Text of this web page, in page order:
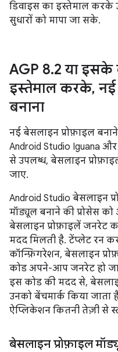
डिवाइस का इस्तेमाल करके
सुधारों को मापा जा सके.
AGP 8.2 या इसके
इस्तेमाल करके, नई
बनाना
नई बेसलाइन प्रोफ़ाइल
Android Studio Iguana और
से उपलब्ध, बेसलाइन
जाए.
Android Studio बेसलाइन
मॉड्यूल बनाने की प्रोसेस
बेसलाइन प्रोफ़ाइलें जनरेट
मदद मिलती है. टेंप्लेट रन
कॉन्फ़िगरेशन, बेसलाइन
कोड अपने-आप जनरेट हो
इस कोड की मदद से,
उनको बेंचमार्क किया
ऐप्लिकेशन कितनी तेज़ी से
बेसलाइन प्रोफ़ाइल